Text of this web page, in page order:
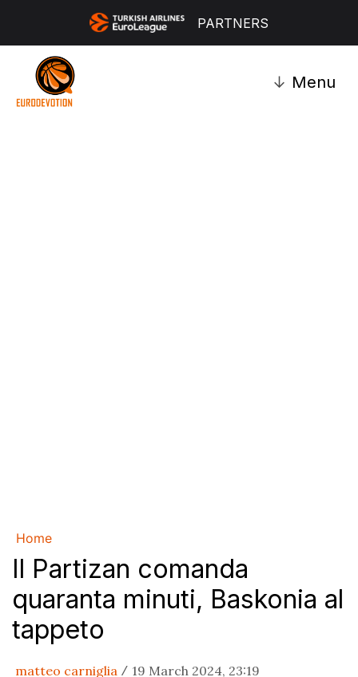
PARTNERS
↓ Menu
Home
Il Partizan comanda
quaranta minuti, Baskonia al
tappeto
matteo carniglia / 19 March 2024, 23:19